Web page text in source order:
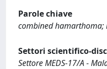
Parole chiave
combined
Settori scientifico-
Settore MEDS-17/A -